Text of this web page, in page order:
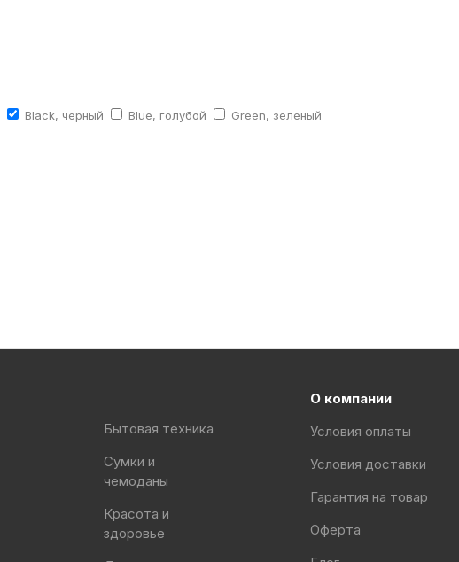
Black, черный Blue, голубой Green, зеленый
Бытовая техника
Сумки и
чемоданы
Красота и
здоровье
О компании
Условия оплаты
Условия доставки
Гарантия на товар
Оферта